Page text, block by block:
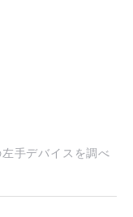
手デバイスを調べ